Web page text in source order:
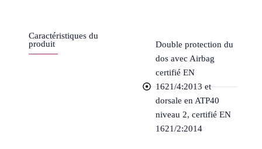
Caractéristiques du
produit
Double protection du
dos avec Airbag
certifié EN
1621/4:2013 et
dorsale en ATP40
niveau 2, certifié EN
1621/2:2014